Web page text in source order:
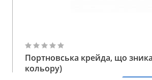
Портновська крейда, що
кольору)